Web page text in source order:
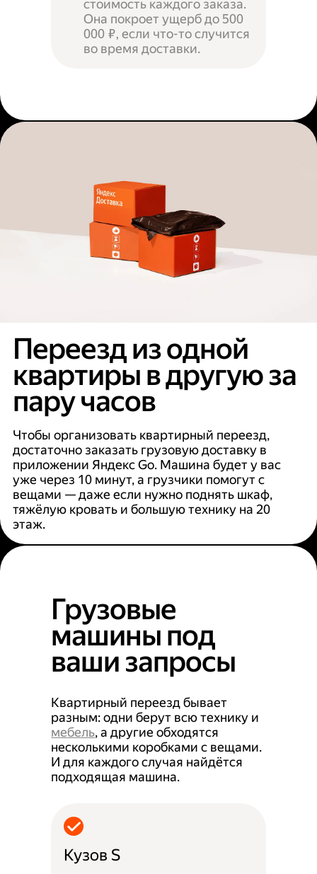
стоимость каждого заказа.
Она покроет ущерб до 500
000 ₽, если что-то случится
во время доставки.
Переезд из одной
квартиры в другую за
пару часов
Чтобы организовать квартирный переезд,
достаточно заказать грузовую доставку в
приложении Яндекс Go. Машина будет у вас
уже через 10 минут, а грузчики помогут с
вещами — даже если нужно поднять шкаф,
тяжёлую кровать и большую технику на 20
этаж.
Грузовые
машины под
ваши запросы
Квартирный переезд бывает
разным: одни берут всю технику и
мебель, а другие обходятся
несколькими коробками с вещами.
И для каждого случая найдётся
подходящая машина.
Кузов S